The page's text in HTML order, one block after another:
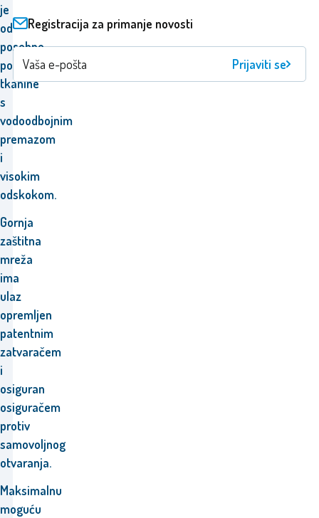
je
od
posebne
polipropilenske
tkanine
s
vodoodbojnim
premazom
i
visokim
odskokom.
Gornja
zaštitna
mreža
ima
ulaz
opremljen
patentnim
zatvaračem
i
osiguran
osiguračem
protiv
samovoljnog
otvaranja.
Maksimalnu
moguću
Registracija za primanje novosti
Prijaviti se